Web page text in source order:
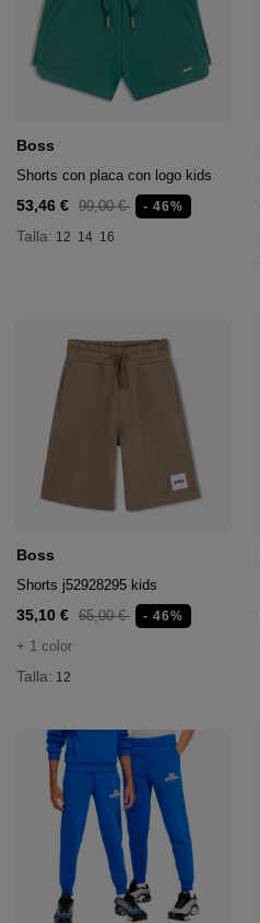
y sombreros
y maletas
y gorras
deportivo
de Mujer
pelo
el pelo
de uñas
Boss
Shorts con placa con logo kids
53,46 € 99,00 € - 46%
Talla: 12 14 16
Boss
Shorts j52928295 kids
35,10 € 65,00 € - 46%
+ 1 color
Talla: 12